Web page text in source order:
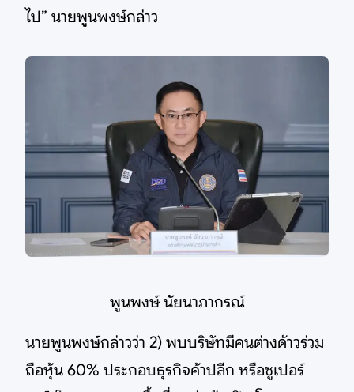
ไป” นายพูนพงษ์กล่าว
พูนพงษ์ นัยนาภากรณ์
นายพูนพงษ์กล่าวว่า 2) พบบริษัทมีคนต่างด้าวร่วม
ถือหุ้น 60% ประกอบธุรกิจค้าปลีก หรือซูเปอร์